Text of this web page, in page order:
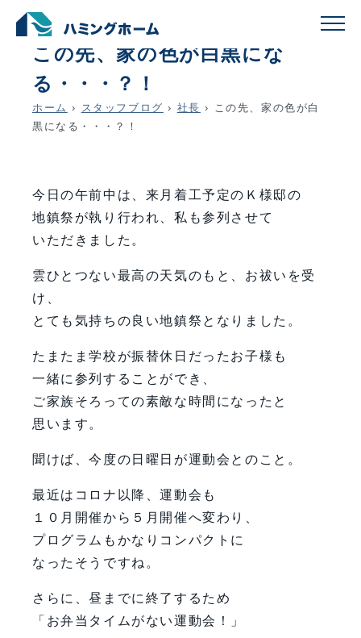
schedule
この先、家の色が白黒にな
る・・・？！
ホーム › スタッフブログ › 社長 ›
この先、家の色が白
黒になる・・・？！
今日の午前中は、来月着工予定のＫ様邸の
地鎮祭が執り行われ、私も参列させて
いただきました。
雲ひとつない最高の天気のもと、お祓いを受
け、
とても気持ちの良い地鎮祭となりました。
たまたま学校が振替休日だったお子様も
一緒に参列することができ、
ご家族そろっての素敵な時間になったと
思います。
聞けば、今度の日曜日が運動会とのこと。
最近はコロナ以降、運動会も
１０月開催から５月開催へ変わり、
プログラムもかなりコンパクトに
なったそうですね。
さらに、昼までに終了するため
「お弁当タイムがない運動会！」